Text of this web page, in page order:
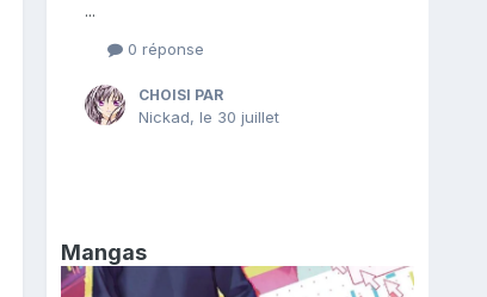
...
0 réponse
CHOISI PAR
Nickad, le 30 juillet
Mangas